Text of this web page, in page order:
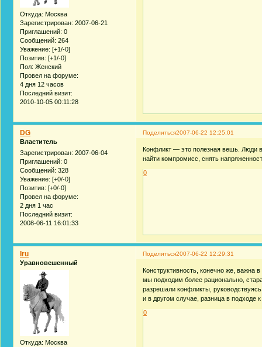
Откуда: Москва
Зарегистрирован: 2007-06-21
Приглашений: 0
Сообщений: 264
Уважение: [+1/-0]
Позитив: [+1/-0]
Пол: Женский
Провел на форуме:
4 дня 12 часов
Последний визит:
2010-10-05 00:11:28
Поделиться2007-06-22 12:25:01
DG
Властитель
Зарегистрирован: 2007-06-04
Приглашений: 0
Сообщений: 328
Уважение: [+0/-0]
Позитив: [+0/-0]
Провел на форуме:
2 дня 1 час
Последний визит:
2008-06-11 16:01:33
Конфликт — это полезная вешь. Люди в
найти компромисс, снять
0
Поделиться2007-06-22 12:29:31
Iru
Уравновешенный
Откуда: Москва
Конструктивность, конечно же,
мы подходим более рационально,
разрешали конфликты,
и в другом случае, разница в подходе
0